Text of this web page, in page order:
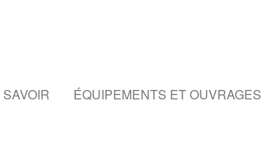
ÉQUIPEMENTS ET OUVRAGES